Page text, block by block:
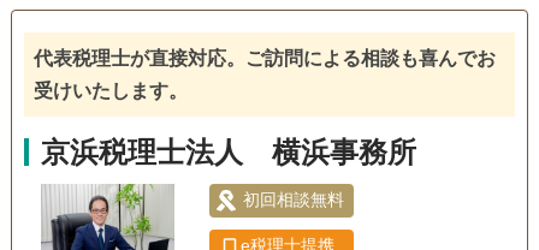
代表税理士が直接対応。ご訪問による相談も喜んでお
受けいたします。
京浜税理士法人 横浜事務所
初回相談無料
e税理士提携